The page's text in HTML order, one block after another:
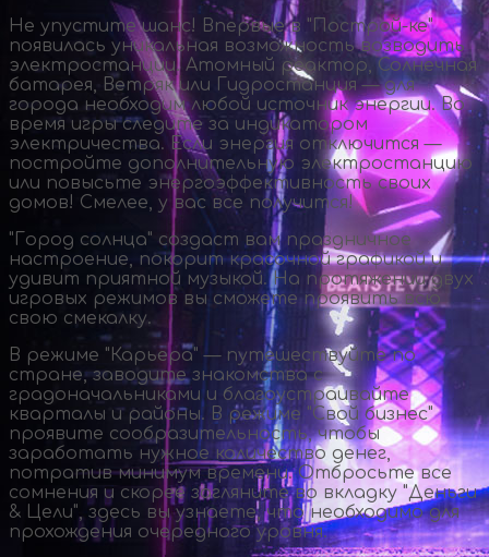
Не упустите шанс! Впервые в " Построй-ке"
появилась уникальная возможность возводить
электростанции. Атомный реактор, Солнечная
батарея, Ветряк или Гидростанция — для
города необходим любой источник энергии. Во
время игры следите за индикатором
электричества. Если энергия отключится —
постройте дополнительную электростанцию
или повысьте энергоэффективность своих
домов! Смелее, у вас все получится!
"Город солнца" создаст вам праздничное
настроение, покорит красочной графикой и
удивит приятной музыкой. На протяжении двух
игровых режимов вы сможете проявить всю
свою смекалку.
В режиме "Карьера" — путешествуйте по
стране, заводите знакомства с
градоначальниками и благоустраивайте
кварталы и районы. В режиме "Свой бизнес"
проявите сообразительность, чтобы
заработать нужное количество денег,
потратив минимум времени. Отбросьте все
сомнения и скорее загляните во вкладку "Деньги
& Цели", здесь вы узнаете, что необходимо для
прохождения очередного уровня.